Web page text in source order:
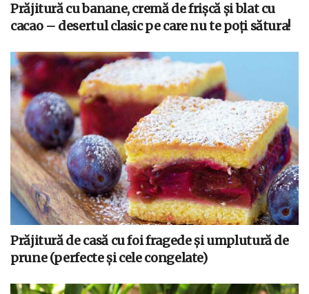
Prăjitură cu banane, cremă de frișcă și blat cu
cacao – desertul clasic pe care nu te poți sătura!
Prăjitură de casă cu foi fragede și umplutură de
prune (perfecte și cele congelate)